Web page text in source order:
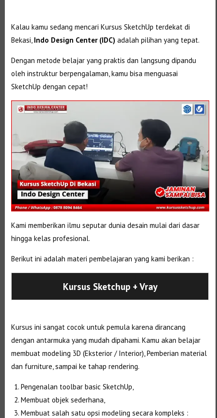
Kalau kamu sedang mencari Kursus SketchUp terdekat di
Bekasi, Indo Design Center (IDC) adalah pilihan yang tepat.
Dengan metode belajar yang praktis dan langsung dipandu
oleh instruktur berpengalaman, kamu bisa menguasai
SketchUp dengan cepat!
Kami memberikan ilmu seputar dunia desain mulai dari dasar
hingga kelas profesional.
Berikut ini adalah materi pembelajaran yang kami berikan :
Kursus Sketchup + Vray
Kursus ini sangat cocok untuk pemula karena dirancang
dengan antarmuka yang mudah dipahami. Kamu akan belajar
membuat modeling 3D (Eksterior / Interior), Pemberian material
dan furniture, sampai ke tahap rendering.
Pengenalan toolbar basic SketchUp,
Membuat objek sederhana,
Membuat salah satu opsi modeling secara kompleks :